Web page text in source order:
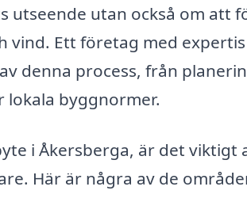
utseende utan också om att
vind. Ett företag med
denna process, från
byggnormer.
i Åkersberga, är det
Här är några av de